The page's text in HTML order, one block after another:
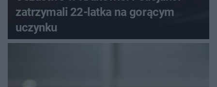
zatrzymali 22-latka na gorącym
uczynku